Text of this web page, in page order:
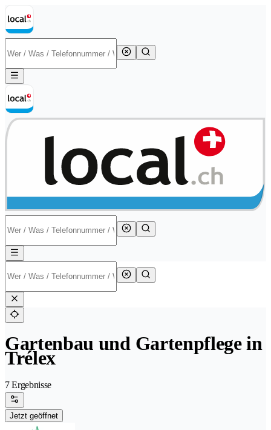
Gartenbau und Gartenpflege in
Trélex
7 Ergebnisse
Jetzt geöffnet